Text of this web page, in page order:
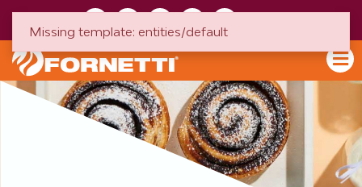
Missing template: entities/default